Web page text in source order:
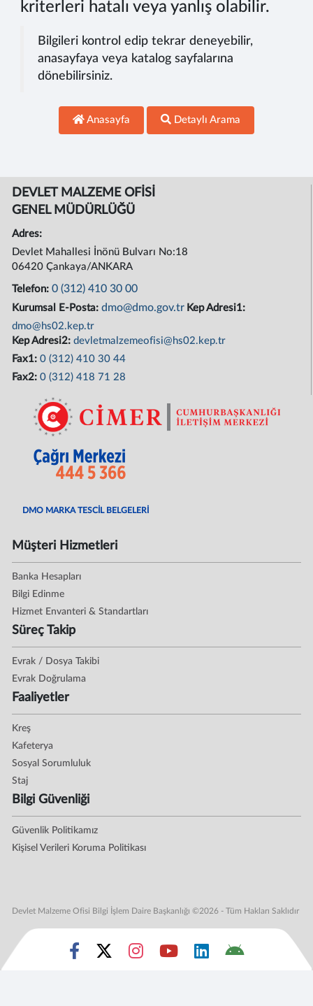
kriterleri hatalı veya yanlış olabilir.
Bilgileri kontrol edip tekrar deneyebilir,
anasayfaya veya katalog sayfalarına
dönebilirsiniz.
Anasayfa Detaylı Arama
DEVLET MALZEME OFİSİ
GENEL MÜDÜRLÜĞÜ
Adres:
Devlet Mahallesi İnönü Bulvarı No:18
06420 Çankaya/ANKARA
Telefon:0 (312) 410 30 00
Kurumsal E-Posta:dmo@dmo.gov.tr Kep Adresi1:
dmo@hs02.kep.tr
Kep Adresi2:devletmalzemeofisi@hs02.kep.tr
Fax1:0 (312) 410 30 44
Fax2:0 (312) 418 71 28
DMO MARKA TESCİL BELGELERİ
Müşteri Hizmetleri
Banka Hesapları
Bilgi Edinme
Hizmet Envanteri & Standartları
Süreç Takip
Evrak / Dosya Takibi
Evrak Doğrulama
Faaliyetler
Kreş
Kafeterya
Sosyal Sorumluluk
Staj
Bilgi Güvenliği
Güvenlik Politikamız
Kişisel Verileri Koruma Politikası
Devlet Malzeme Ofisi Bilgi İşlem Daire Başkanlığı ©2026 - Tüm Hakları Saklıdır